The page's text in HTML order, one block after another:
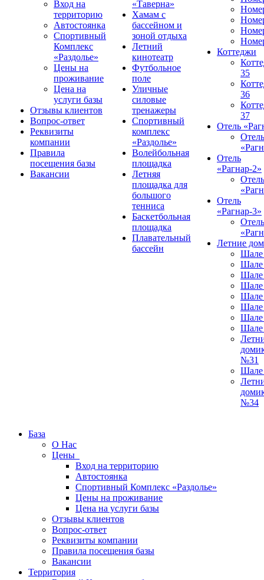
Вход на
территорию
Автостоянка
Спортивный
Комплекс
«Раздолье»
Цены на
проживание
Цена на
услуги базы
Отзывы клиентов
Вопрос-ответ
Реквизиты
компании
Правила
посещения базы
Вакансии
«Таверна»
Хамам с
бассейном и
зоной отдыха
Летний
кинотеатр
Футбольное
поле
Уличные
силовые
тренажеры
Спортивный
комплекс
«Раздолье»
Волейбольная
площадка
Летняя
площадка для
большого
тенниса
Баскетбольная
площадка
Плавательный
бассейн
Коттеджи
35
36
37
Отель
Отель
Отель
«Рагнар-2»
Отель
Отель
«Рагнар-3»
Отель
Летние
№31
№34
База
О Нас
Цены
Вход на территорию
Автостоянка
Спортивный Комплекс «Раздолье»
Цены на проживание
Цена на услуги базы
Отзывы клиентов
Вопрос-ответ
Реквизиты компании
Правила посещения базы
Вакансии
Территория